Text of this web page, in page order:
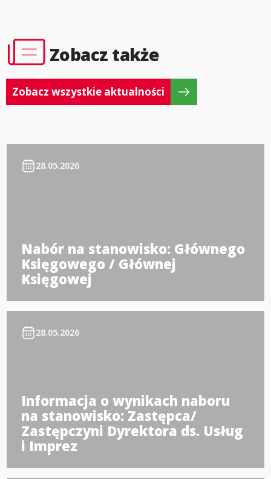
Zobacz także
Zobacz wszystkie aktualności
28.05.2026
Nabór na stanowisko: Głównego
Księgowego / Głównej
Księgowej
28.05.2026
Informacja o wynikach naboru
na stanowisko: Zastępca/
Zastępczyni Dyrektora ds. Usług
i Imprez